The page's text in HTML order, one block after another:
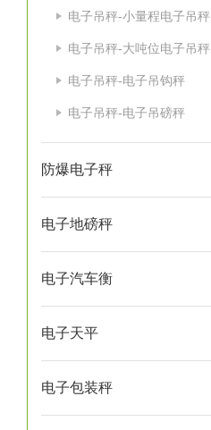
电子吊秤-小量程电子吊秤
电子吊秤-大吨位电子吊秤
电子吊秤-电子吊钩秤
电子吊秤-电子吊磅秤
防爆电子秤
电子地磅秤
电子汽车衡
电子天平
电子包装秤